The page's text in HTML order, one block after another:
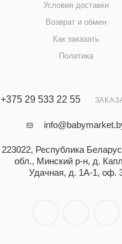
Условия доставки
Возврат и обмен
Как заказать
Политика
+375 29 533 22 55
223022, Республика
обл., Минский р-н, д.
Удачная, д. 1А-1, оф.